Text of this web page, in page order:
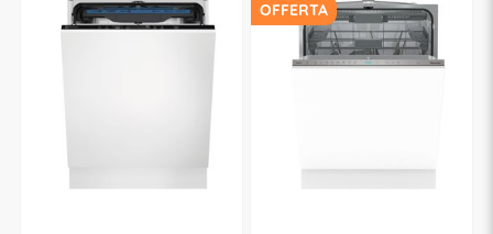
OFFERTA